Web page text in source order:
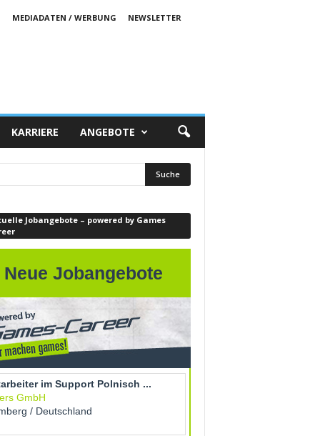
MEDIADATEN / WERBUNG NEWSLETTER
KARRIERE ANGEBOTE
Jobangebote – powered by Games